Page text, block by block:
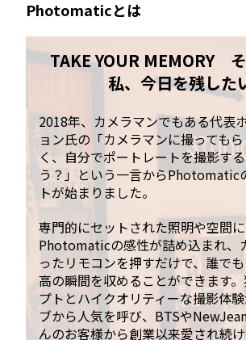
Photomaticとは
TAKE YOUR MEMORY
私、今日を残した
2018年、カメラマンでもある代表
ョン氏の「カメラマンに撮っても
く、自分でポートレートを撮影す
う？」という一言からPhotomatic
トが始まりました。
専門的にセットされた照明や空間に
Photomaticの感性が詰め込まれ、
ったリモコンを押すだけで、誰で
高の瞬間を収めることができます
プトとハイクオリティーな撮影体
ブから人気を呼び、BTSや
んのお客様から創業以来愛され続け